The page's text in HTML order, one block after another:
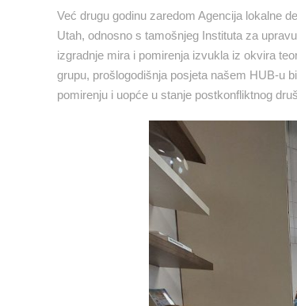
Već drugu godinu zaredom Agencija lokalne
Utah, odnosno s tamošnjeg Instituta za
izgradnje mira i pomirenja izvukla iz okvira
grupu, prošlogodišnja posjeta našem HUB-u
pomirenju i uopće u stanje postkonfliktnog